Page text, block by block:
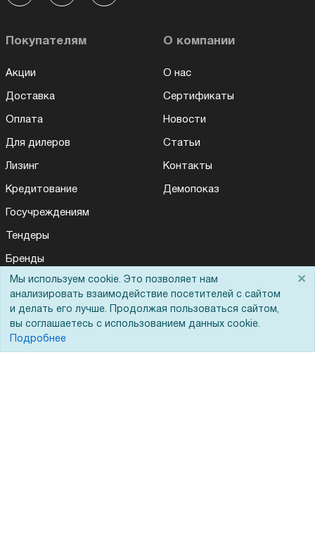
Покупателям
Акции
Доставка
Оплата
Для дилеров
Лизинг
Кредитование
Госучреждениям
Тендеры
Бренды
ЭДО
О компании
О нас
Сертификаты
Новости
Статьи
Контакты
Демопоказ
Помощь
Мы используем cookie. Это позволяет нам
анализировать взаимодействие посетителей с сайтом
и делать его лучше. Продолжая пользоваться сайтом,
вы соглашаетесь с использованием данных cookie.
Подробнее
×